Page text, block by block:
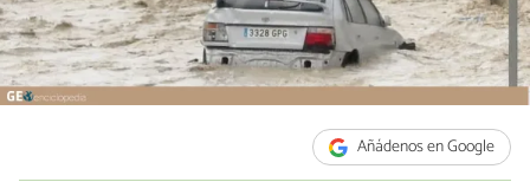
Añádenos en Google